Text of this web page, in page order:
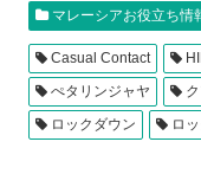
マレーシアお役立ち情
Casual Contact
ぺタリンジャヤ
ロックダウン
ロ